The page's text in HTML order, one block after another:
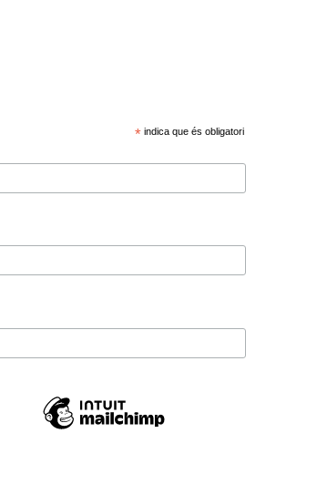
* indica que és obligatori